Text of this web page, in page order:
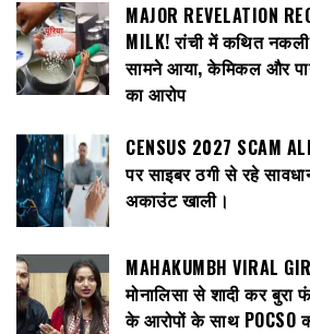
MAJOR REVELATION
MILK! रांची में कथित
सामने आया, केमिकल और
का आरोप
CENSUS 2027 SCAM
पर साइबर ठगी से रहे
अकाउंट खाली।
MAHAKUMBH VIRAL
मोनालिसा से शादी कर बुरा
के आरोपों के साथ POCSO